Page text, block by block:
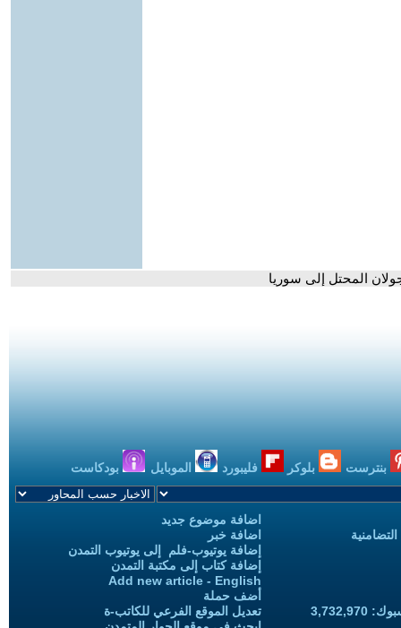
المحتل إلى سوريا
بنترست بلوكر فليبورد الموبايل بودكاست
اضافة موضوع جديد
اضافة خبر
إضافة يوتيوب-فلم إلى يوتيوب التمدن
إضافة كتاب إلى مكتبة التمدن
Add new article - English
أضف حملة
تعديل الموقع الفرعي للكاتب-ة